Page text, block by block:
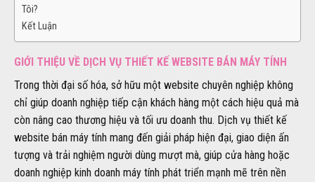
Tôi?
Kết Luận
GIỚI THIỆU VỀ DỊCH VỤ THIẾT KẾ WEBSITE BÁN MÁY TÍNH
Trong thời đại số hóa, sở hữu một website chuyên nghiệp không
chỉ giúp doanh nghiệp tiếp cận khách hàng một cách hiệu quả mà
còn nâng cao thương hiệu và tối ưu doanh thu. Dịch vụ thiết kế
website bán máy tính mang đến giải pháp hiện đại, giao diện ấn
tượng và trải nghiệm người dùng mượt mà, giúp cửa hàng hoặc
doanh nghiệp kinh doanh máy tính phát triển mạnh mẽ trên nền